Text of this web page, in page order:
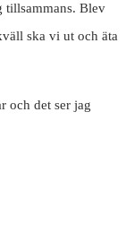
tillsammans. Blev
ska vi ut och äta
och det ser jag